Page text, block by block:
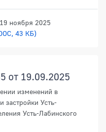
ноября 2025
43 КБ)
от 19.09.2025
изменений в
застройки Усть-
Усть-Лабинского